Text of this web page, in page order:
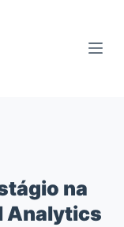
na
Analytics